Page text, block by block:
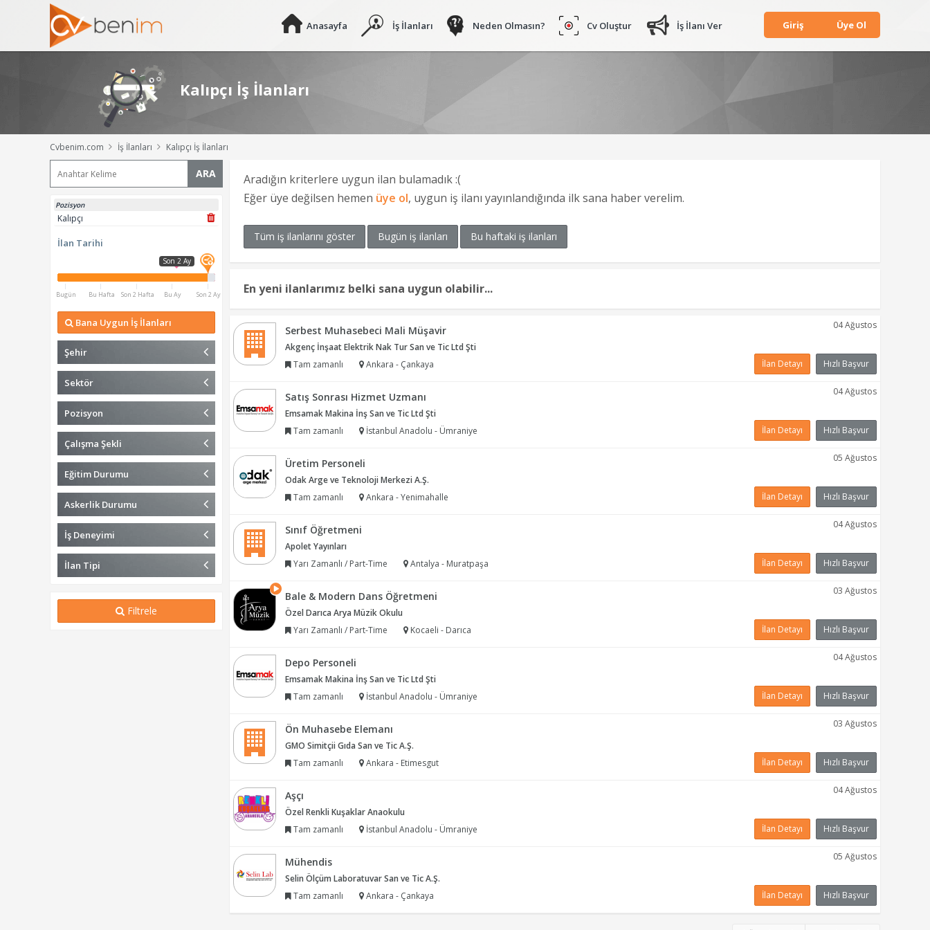
Anasayfa İş İlanları Neden Olmasın? Cv Oluştur İş İlanı Ver Giriş Üye Ol
Kalıpçı İş İlanları
Cvbenim.com İş İlanları Kalıpçı İş İlanları
ARA
Pozisyon
Kalıpçı
İlan Tarihi
Son 2 Ay
Bugün Bu Hafta Son 2 Hafta Bu Ay Son 2 Ay
Bana Uygun İş İlanları
Şehir
Sektör
Pozisyon
Çalışma Şekli
Eğitim Durumu
Askerlik Durumu
İş Deneyimi
İlan Tipi
Filtrele
Aradığın kriterlere uygun ilan bulamadık :(
Eğer üye değilsen hemen üye ol, uygun iş ilanı yayınlandığında ilk sana haber verelim.
Tüm iş ilanlarını göster Bugün iş ilanları Bu haftaki iş ilanları
En yeni ilanlarımız belki sana uygun olabilir...
İlan Detayı Hızlı Başvur
04 Ağustos
Serbest Muhasebeci Mali Müşavir
Akgenç İnşaat Elektrik Nak Tur San ve Tic Ltd Şti
Tam zamanlı
Ankara - Çankaya
İlan Detayı Hızlı Başvur
04 Ağustos
Satış Sonrası Hizmet Uzmanı
Emsamak Makina İnş San ve Tic Ltd Şti
Tam zamanlı
İstanbul Anadolu - Ümraniye
İlan Detayı Hızlı Başvur
05 Ağustos
Üretim Personeli
Odak Arge ve Teknoloji Merkezi A.Ş.
Tam zamanlı
Ankara - Yenimahalle
İlan Detayı Hızlı Başvur
04 Ağustos
Sınıf Öğretmeni
Apolet Yayınları
Yarı Zamanlı / Part-Time
Antalya - Muratpaşa
İlan Detayı Hızlı Başvur
03 Ağustos
Bale & Modern Dans Öğretmeni
Özel Darıca Arya Müzik Okulu
Yarı Zamanlı / Part-Time
Kocaeli - Darıca
İlan Detayı Hızlı Başvur
04 Ağustos
Depo Personeli
Emsamak Makina İnş San ve Tic Ltd Şti
Tam zamanlı
İstanbul Anadolu - Ümraniye
İlan Detayı Hızlı Başvur
03 Ağustos
Ön Muhasebe Elemanı
GMO Simitçii Gıda San ve Tic A.Ş.
Tam zamanlı
Ankara - Etimesgut
İlan Detayı Hızlı Başvur
04 Ağustos
Aşçı
Özel Renkli Kuşaklar Anaokulu
Tam zamanlı
İstanbul Anadolu - Ümraniye
İlan Detayı Hızlı Başvur
05 Ağustos
Mühendis
Selin Ölçüm Laboratuvar San ve Tic A.Ş.
Tam zamanlı
Ankara - Çankaya